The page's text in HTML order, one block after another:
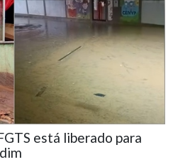
está liberado para